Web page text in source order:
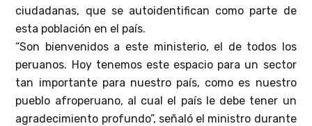
ciudadanas, que se autoidentifican como parte de
esta población en el país.
“Son bienvenidos a este ministerio, el de todos los
peruanos. Hoy tenemos este espacio para un sector
tan importante para nuestro país, como es nuestro
pueblo afroperuano, al cual el país le debe tener un
agradecimiento profundo”, señaló el ministro durante